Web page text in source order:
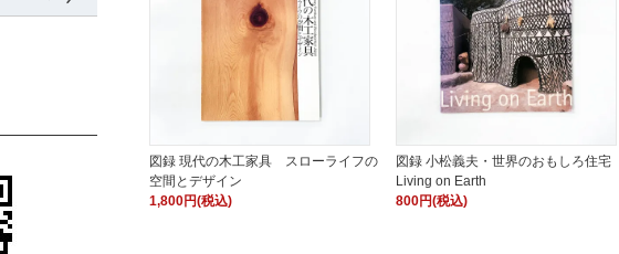
図録 現代の木工家具 スローライフの
空間とデザイン
1,800円(税込)
図録 小松義夫・世界のおもしろ住宅
Living on Earth
800円(税込)